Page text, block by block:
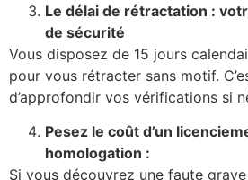
Le délai de rétractation :
de sécurité
Vous disposez de 15 jours
pour vous rétracter sans motif.
d’approfondir vos vérifications si
Pesez le coût d’un
homologation :
Si vous découvrez une faute